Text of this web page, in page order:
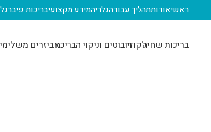
ראשיאודותתהליך עבודהגלריהמידע מקצועיבריכות
בריכות שחיהג'קוזירובוטים וניקוי הבריכהאביזרים